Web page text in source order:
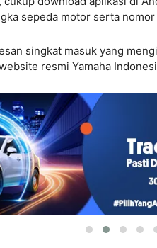
sepeda motor serta nomor
singkat masuk yang
resmi Yamaha